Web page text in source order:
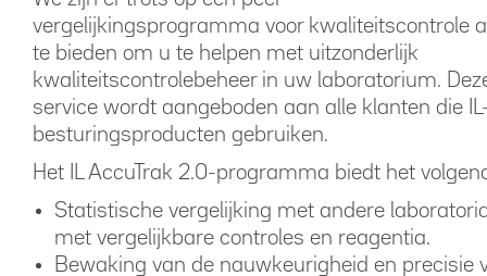
vergelijkingsprogramma voor kwaliteitscontrole
te bieden om u te helpen met uitzonderlijk
kwaliteitscontrolebeheer in uw laboratorium.
service wordt aangeboden aan alle klanten die
besturingsproducten gebruiken.
Het IL AccuTrak 2.0-programma biedt het
Statistische vergelijking met andere
met vergelijkbare controles en reagentia.
Bewaking van de nauwkeurigheid en precisie